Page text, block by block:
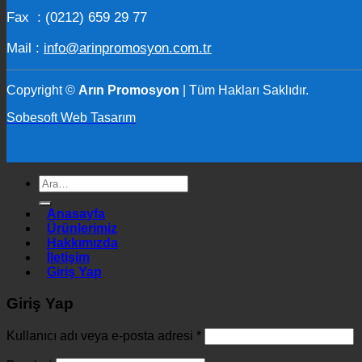
Fax : (0212) 659 29 77
Mail : info@arinpromosyon.com.tr
Copyright © Arın Promosyon
| Tüm Hakları Saklıdır.
Sobesoft Web Tasarım
Ara:
Anasayfa
Ürünlerimiz
Hakkımızda
İletişim
Giriş Yap
Giriş Yap
Kullanıcı adı veya e-posta adresi *